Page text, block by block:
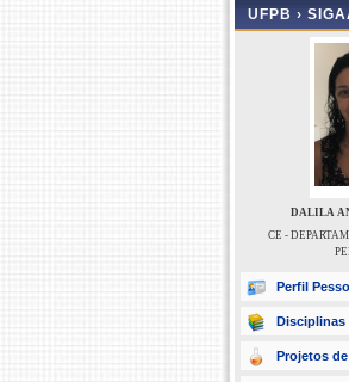
UFPB ›
DALILA
CE -
Perfil
Disciplinas
Projetos